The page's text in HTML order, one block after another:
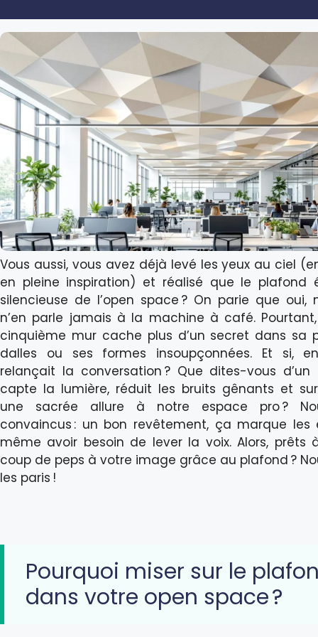
Vous aussi, vous avez déjà levé les yeux au ciel
en pleine inspiration) et réalisé que le plafond
silencieuse de l’open space ? On parie que oui,
n’en parle jamais à la machine à café.
cinquième mur cache plus d’un secret dans sa
dalles ou ses formes insoupçonnées. Et si,
relançait la conversation ? Que dites-vous
capte la lumière, réduit les bruits gênants et
une sacrée allure à notre espace pro ?
convaincus : un bon revêtement, ça marque les
même avoir besoin de lever la voix. Alors, prêts
coup de peps à votre image grâce au plafond ?
les paris !
Pourquoi miser sur le
dans votre open space ?